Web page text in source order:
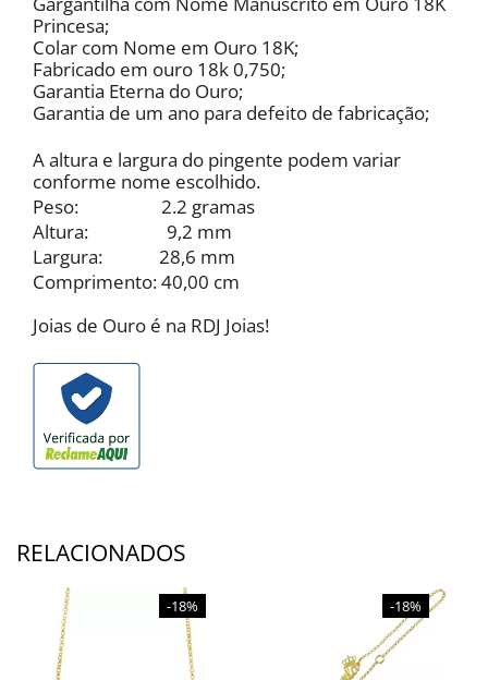
Princesa;
Colar com Nome em Ouro 18K;
Fabricado em ouro 18k 0,750;
Garantia Eterna do Ouro;
Garantia de um ano para defeito de fabricação;
A altura e largura do pingente podem variar
conforme nome escolhido.
Peso: 2.2 gramas
Altura: 9,2 mm
Largura: 28,6 mm
Comprimento: 40,00 cm
Joias de Ouro é na RDJ Joias!
RELACIONADOS
-18% -18%